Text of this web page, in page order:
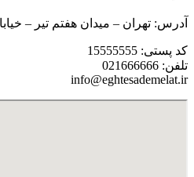
آدرس: تهران – میدان هفتم تیر –
کد پستی: 15555555
تلفن: 021666666
info@eghtesademelat.ir